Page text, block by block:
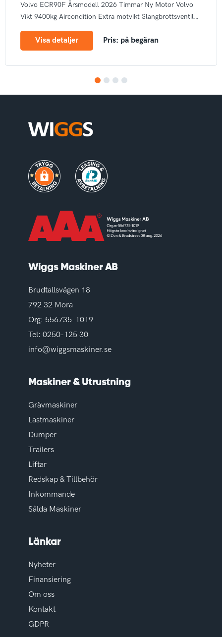
Volvo ECR90F Årsmodell 2026 Timmar Ny Motor Volvo
Vikt 9400kg Aircondition Extra motvikt Slangbrottsventil
AutogasCE märke
Visa detaljer Pris: på begäran
4
Wiggs Maskiner AB
Brudtallsvägen 18
792 32 Mora
Org: 556735-1019
Tel: 0250-125 30
info@wiggsmaskiner.se
Maskiner & Utrustning
Grävmaskiner
Lastmaskiner
Dumper
Trailers
Liftar
Redskap & Tillbehör
Inkommande
Sålda Maskiner
Länkar
Nyheter
Finansiering
Om oss
Kontakt
GDPR